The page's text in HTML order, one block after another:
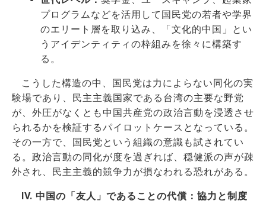
プログラムなどを活用して国民党の若者や学界
のエリート層を取り込み、「文化的中国」とい
うアイデンティティの枠組みを徐々に構築す
る。
こうした構造の中、国民党は力によらない同化の実
験場であり、民主主義国家である台湾の主要な野党
が、外圧がなくとも中国共産党の政治言動を浸透させ
られるかを検証するパイロットケースとなっている。
その一方で、国民党という組織の意識も試されてい
る。政治言動の同化が度を過ぎれば、穏健派の声が疎
外され、民主主義的競争力が損なわれる恐れがある。
IV. 中国の「友人」であることの代償：協力と制度